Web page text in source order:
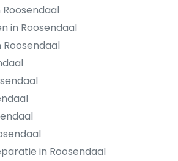
in Roosendaal
in Roosendaal